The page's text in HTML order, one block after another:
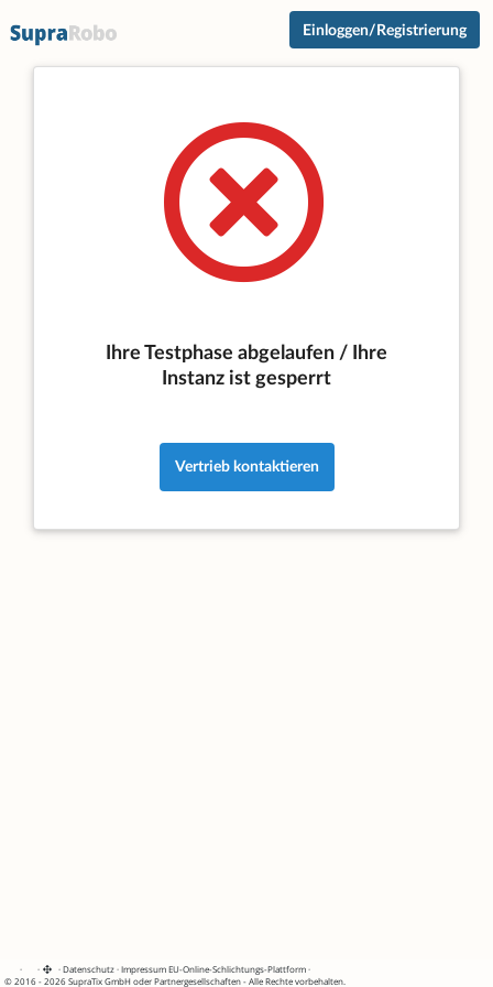
Einloggen/Registrierung
Ihre Testphase abgelaufen / Ihre
Instanz ist gesperrt
Vertrieb kontaktieren
· · ·Datenschutz·Impressum EU-Online-Schlichtungs-Plattform·
© 2016 - 2026 SupraTix GmbH oder Partnergesellschaften - Alle Rechte vorbehalten.